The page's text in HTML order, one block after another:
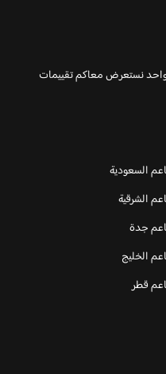
نستعرض معاكم تقييمات
السعودية
الشرقية
جدة
الخليج
قطر